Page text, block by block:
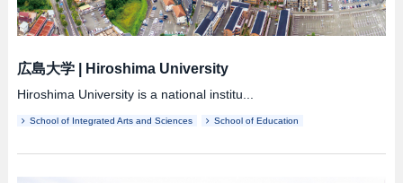
広島大学| Hiroshima University
Hiroshima University is a national institu...
School of Integrated Arts and Sciences School of Education